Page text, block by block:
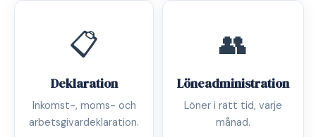
📋
Deklaration
Inkomst-, moms- och
arbetsgivardeklaration.
👥
Löneadministration
Löner i rätt tid, varje
månad.